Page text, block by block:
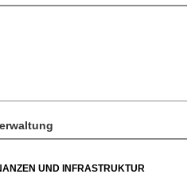
UND INFRASTRUKTUR